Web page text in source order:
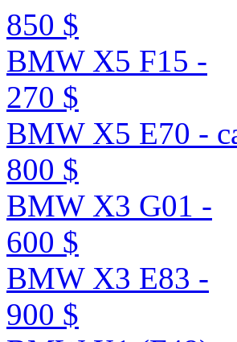
850 $
BMW X5 F15 -
270 $
BMW X5 E70 -
800 $
BMW X3 G01 -
600 $
BMW X3 E83 -
900 $